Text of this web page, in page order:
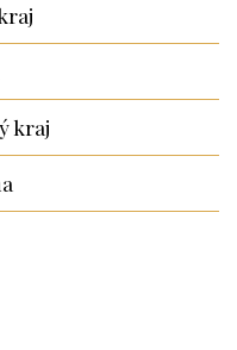
kraj